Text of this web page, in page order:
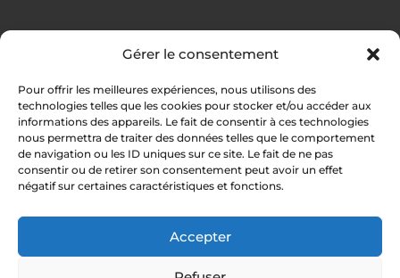
Gérer le consentement
Pour offrir les meilleures expériences, nous utilisons des
technologies telles que les cookies pour stocker et/ou accéder aux
informations des appareils. Le fait de consentir à ces technologies
nous permettra de traiter des données telles que le comportement
de navigation ou les ID uniques sur ce site. Le fait de ne pas
consentir ou de retirer son consentement peut avoir un effet
négatif sur certaines caractéristiques et fonctions.
Accepter
Football
Rugby
Athlétisme
Autres sports